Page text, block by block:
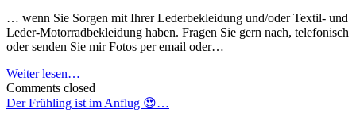
… wenn Sie Sorgen mit Ihrer Lederbekleidung und/oder Textil- und
Leder-Motorradbekleidung haben. Fragen Sie gern nach, telefonisch
oder senden Sie mir Fotos per email oder…
Weiter lesen…
bin
gern
Comments closed
Der Frühling ist im Anflug 😍…